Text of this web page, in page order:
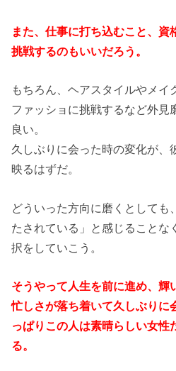
また、仕事に打ち込むこと、資
挑戦するのもいいだろう。
もちろん、ヘアスタイルやメイ
ファッショに挑戦するなど外見
良い。
久しぶりに会った時の変化が、
映るはずだ。
どういった方向に磨くとしても
たされている」と感じることな
択をしていこう。
そうやって人生を前に進め、輝
忙しさが落ち着いて久しぶりに
っぱりこの人は素晴らしい女性
る。